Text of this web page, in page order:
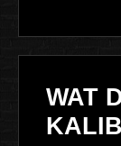
WAT